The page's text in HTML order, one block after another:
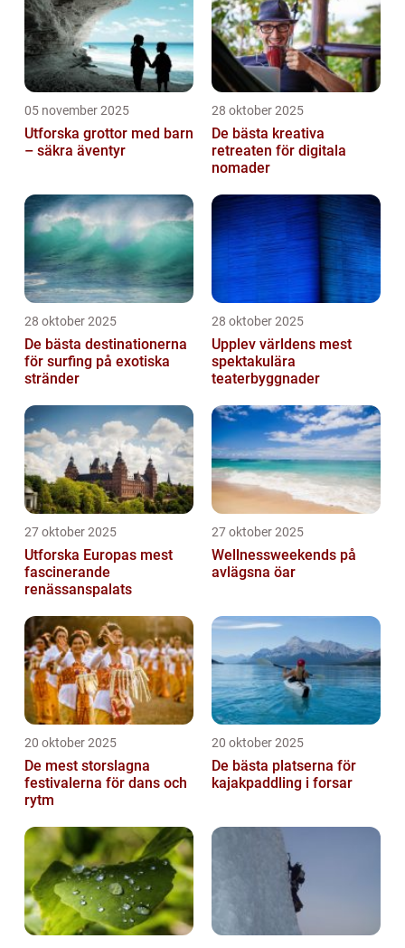
05 november 2025
Utforska grottor med barn
– säkra äventyr
28 oktober 2025
De bästa kreativa
retreaten för digitala
nomader
28 oktober 2025
De bästa destinationerna
för surfing på exotiska
stränder
28 oktober 2025
Upplev världens mest
spektakulära
teaterbyggnader
27 oktober 2025
Utforska Europas mest
fascinerande
renässanspalats
27 oktober 2025
Wellnessweekends på
avlägsna öar
20 oktober 2025
De mest storslagna
festivalerna för dans och
rytm
20 oktober 2025
De bästa platserna för
kajakpaddling i forsar